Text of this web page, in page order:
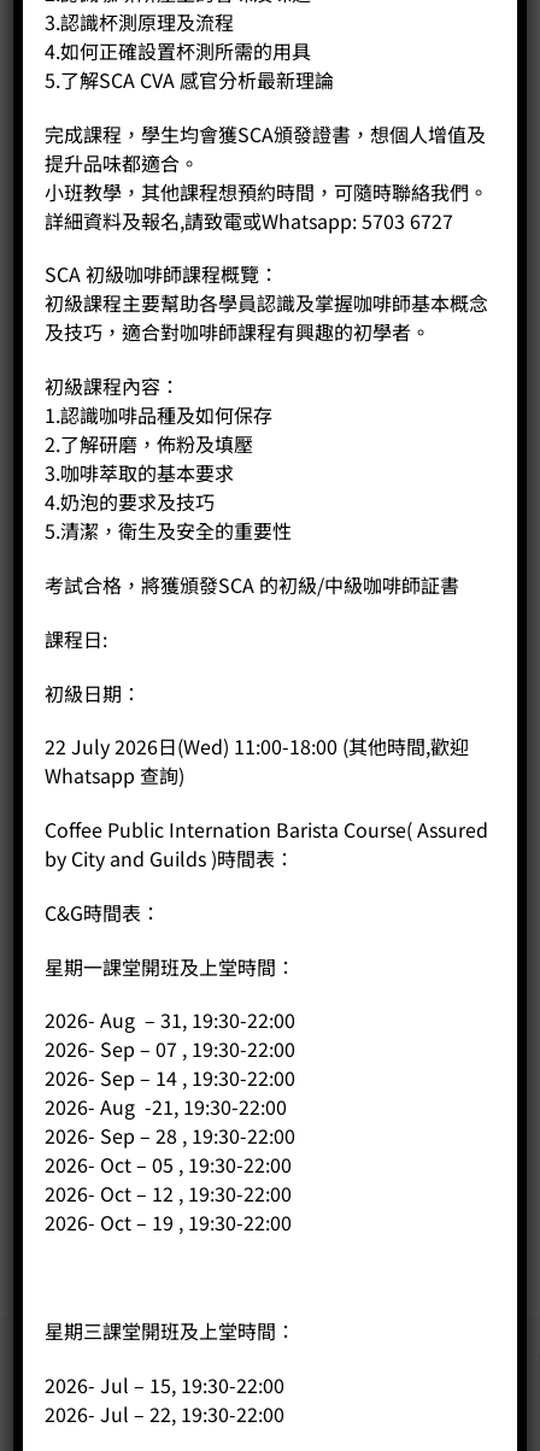
壓濾式隨手杯 500ml-冷熱萃咖啡
Price: HK$248.00
BUY NOW
重力濾茶壺 (含上蓋) 1000mL-冷熱萃咖啡
Price: HK$368.00
-
BUY NOW
3.認識杯測原理及流程
4.如何正確設置杯測所需的用具
5.了解SCA CVA 感官分析最新理論
完成課程，學生均會獲SCA頒發證書，想個人增值及
提升品味都適合。
小班教學，其他課程想預約時間，可隨時聯絡我們。
詳細資料及報名,請致電或Whatsapp: 5703 6727
SCA 初級咖啡師課程概覽：
初級課程主要幫助各學員認識及掌握咖啡師基本概念
及技巧，適合對咖啡師課程有興趣的初學者。
初級課程內容：
1.認識咖啡品種及如何保存
2.了解研磨，佈粉及填壓
3.咖啡萃取的基本要求
4.奶泡的要求及技巧
5.清潔，衛生及安全的重要性
考試合格，將獲頒發SCA 的初級/中級咖啡師証書
課程日:
初級日期：
22 July 2026日(Wed) 11:00-18:00 (其他時間,歡迎
Whatsapp 查詢)
Coffee Public Internation Barista Course( Assured
by City and Guilds )時間表：
C&G時間表：
星期一課堂開班及上堂時間：
2026- Aug – 31, 19:30-22:00
2026- Sep – 07 , 19:30-22:00
2026- Sep – 14 , 19:30-22:00
2026- Aug -21, 19:30-22:00
2026- Sep – 28 , 19:30-22:00
2026- Oct – 05 , 19:30-22:00
2026- Oct – 12 , 19:30-22:00
2026- Oct – 19 , 19:30-22:00
星期三課堂開班及上堂時間：
2026- Jul – 15, 19:30-22:00
2026- Jul – 22, 19:30-22:00